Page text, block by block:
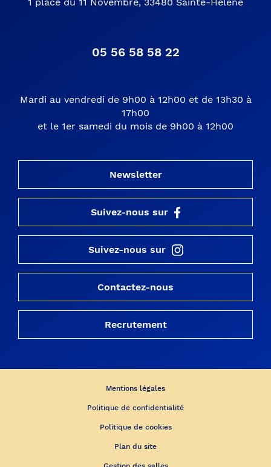
1 place du 11 Novembre, 33480 Sainte-Hélène
05 56 58 58 22
Mardi au vendredi de 9h00 à 12h00 et de 13h30 à
17h00
et le 1er samedi du mois de 9h00 à 12h00
Newsletter
Suivez-nous sur
Suivez-nous sur
Contactez-nous
Recrutement
Mentions légales
Politique de confidentialité
Politique de cookies
Plan du site